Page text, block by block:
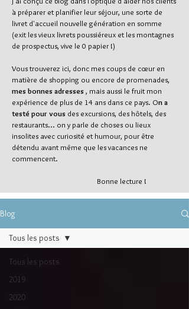
à préparer et planifier leur séjour, une sorte de
livret d'accueil nouvelle génération en somme
(exit les vieux livrets poussiéreux et les montagnes
de prospectus, vive le 0 papier !)
Vous trouverez ici, donc mes coups de cœur en
matière de shopping ou encore de promenades,
mes bonnes adresses, mais aussi le fruit mon
expérience de plus de 14 ans dans ce pays. On a
testé pour vous des excursions, des hôtels, des
restaurants... on y parle de choses ou lieux
insolites avec curiosité et humour, pour être
détendu avant même que les vacances ne
commencent.
Bonne lecture !
Blog
Tous les posts
2019
2020
Tous les posts